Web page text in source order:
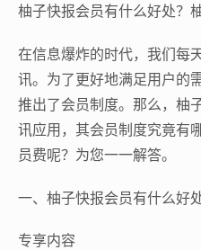
柚子快报会员有什么好处？
在信息爆炸的时代，我们每
讯。为了更好地满足用户的
推出了会员制度。那么，柚
讯应用，其会员制度究竟有
员费呢？为您一一解答。
一、柚子快报会员有什么好处
专享内容